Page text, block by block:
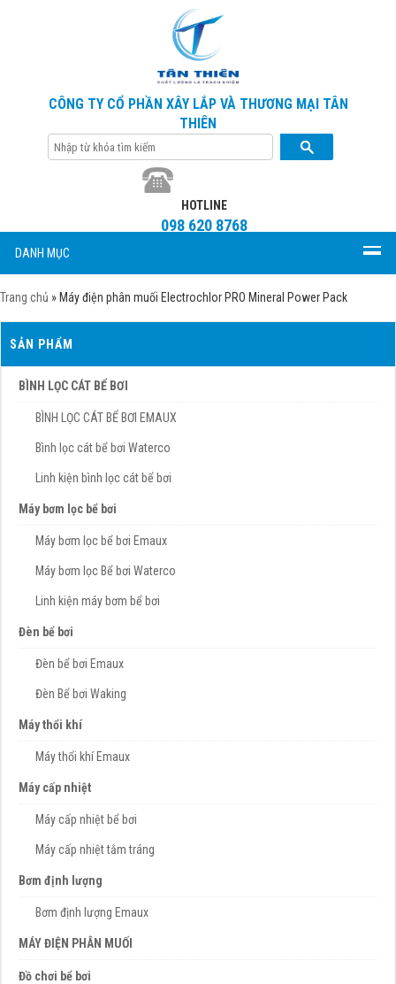
CÔNG TY CỔ PHẦN XÂY LẮP VÀ THƯƠNG MẠI TÂN
THIÊN
HOTLINE
098 620 8768
DANH MỤC
Trang chủ » Máy điện phân muối Electrochlor PRO Mineral Power Pack
SẢN PHẨM
BÌNH LỌC CÁT BỂ BƠI
BÌNH LỌC CÁT BỂ BƠI EMAUX
Bình lọc cát bể bơi Waterco
Linh kiện bình lọc cát bể bơi
Máy bơm lọc bể bơi
Máy bơm lọc bể bơi Emaux
Máy bơm lọc Bể bơi Waterco
Linh kiện máy bơm bể bơi
Đèn bể bơi
Đèn bể bơi Emaux
Đèn Bể bơi Waking
Máy thổi khí
Máy thổi khí Emaux
Máy cấp nhiệt
Máy cấp nhiệt bể bơi
Máy cấp nhiệt tắm tráng
Bơm định lượng
Bơm định lượng Emaux
MÁY ĐIỆN PHÂN MUỐI
Đồ chơi bể bơi